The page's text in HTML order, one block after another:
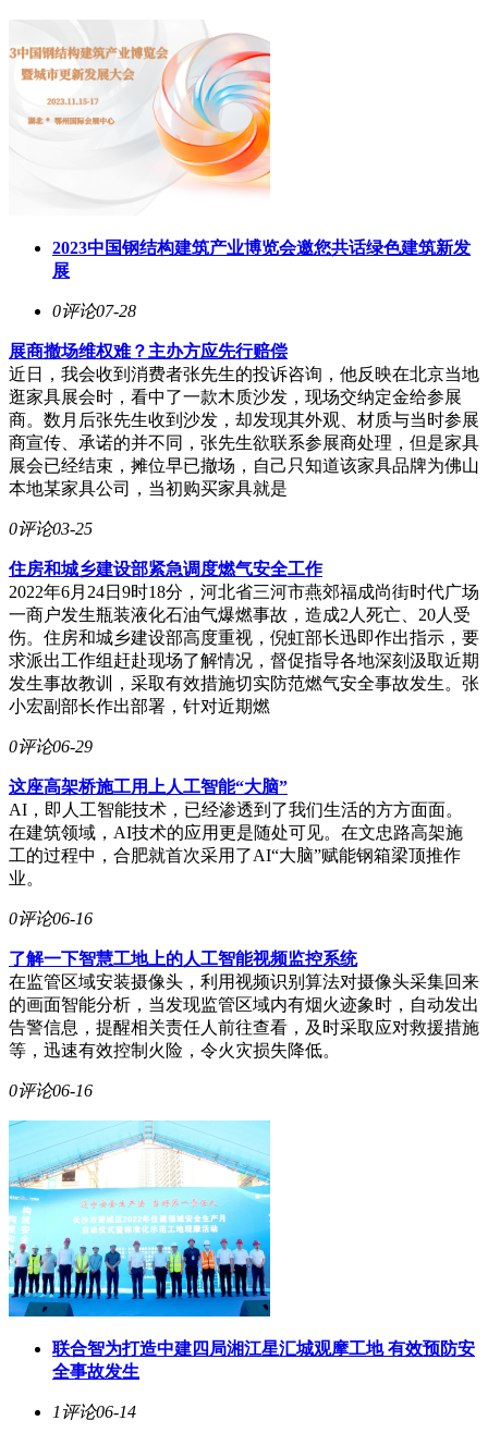
2023中国钢结构建筑产业博览会邀您共话绿色建筑新发
展
0评论07-28
展商撤场维权难？主办方应先行赔偿
近日，我会收到消费者张先生的投诉咨询，他反映在北京当地
逛家具展会时，看中了一款木质沙发，现场交纳定金给参展
商。数月后张先生收到沙发，却发现其外观、材质与当时参展
商宣传、承诺的并不同，张先生欲联系参展商处理，但是家具
展会已经结束，摊位早已撤场，自己只知道该家具品牌为佛山
本地某家具公司，当初购买家具就是
0评论03-25
住房和城乡建设部紧急调度燃气安全工作
2022年6月24日9时18分，河北省三河市燕郊福成尚街时代广场
一商户发生瓶装液化石油气爆燃事故，造成2人死亡、20人受
伤。住房和城乡建设部高度重视，倪虹部长迅即作出指示，要
求派出工作组赶赴现场了解情况，督促指导各地深刻汲取近期
发生事故教训，采取有效措施切实防范燃气安全事故发生。张
小宏副部长作出部署，针对近期燃
0评论06-29
这座高架桥施工用上人工智能“大脑”
AI，即人工智能技术，已经渗透到了我们生活的方方面面。
在建筑领域，AI技术的应用更是随处可见。在文忠路高架施
工的过程中，合肥就首次采用了AI“大脑”赋能钢箱梁顶推作
业。
0评论06-16
了解一下智慧工地上的人工智能视频监控系统
在监管区域安装摄像头，利用视频识别算法对摄像头采集回来
的画面智能分析，当发现监管区域内有烟火迹象时，自动发出
告警信息，提醒相关责任人前往查看，及时采取应对救援措施
等，迅速有效控制火险，令火灾损失降低。
0评论06-16
联合智为打造中建四局湘江星汇城观摩工地 有效预防安
全事故发生
1评论06-14